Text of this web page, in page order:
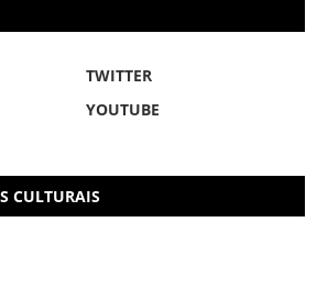
TWITTER
YOUTUBE
CULTURAIS